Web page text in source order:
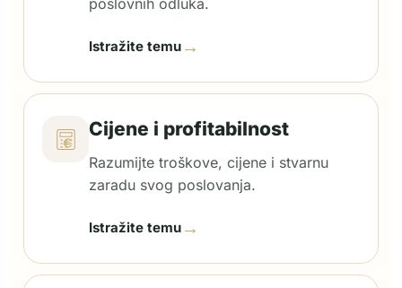
poslovnih odluka.
Istražite temu →
Cijene i profitabilnost
Razumijte troškove, cijene i stvarnu
zaradu svog poslovanja.
Istražite temu →